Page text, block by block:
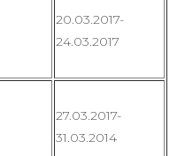
20.03.2017-
24.03.2017
27.03.2017-
31.03.2014